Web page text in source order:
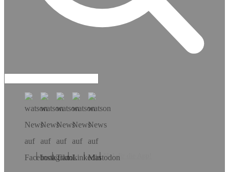
Hol dir die App!